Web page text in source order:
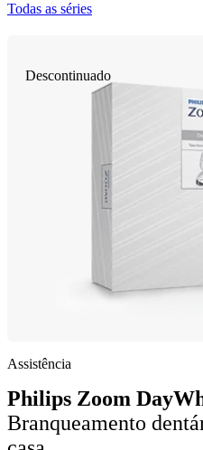
Todas as séries
Descontinuado
Assistência
Philips Zoom
Branqueamento